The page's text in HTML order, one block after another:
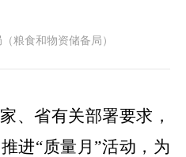
粮食和物资储备局）
、省有关部署要求，
进“质量月”活动，为